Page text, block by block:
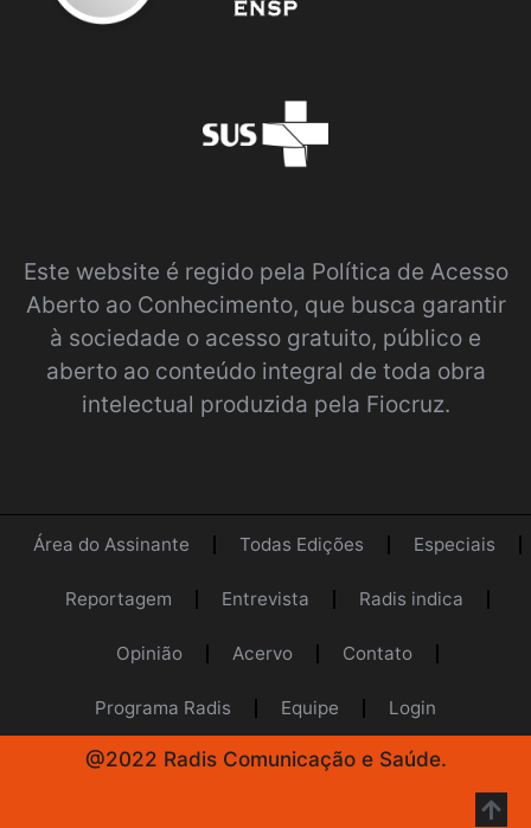
Este website é regido pela Política de Acesso
Aberto ao Conhecimento, que busca garantir
à sociedade o acesso gratuito, público e
aberto ao conteúdo integral de toda obra
intelectual produzida pela Fiocruz.
Área do Assinante Todas Edições Especiais
Reportagem Entrevista Radis indica
Opinião Acervo Contato
Programa Radis Equipe Login
@2022 Radis Comunicação e Saúde.